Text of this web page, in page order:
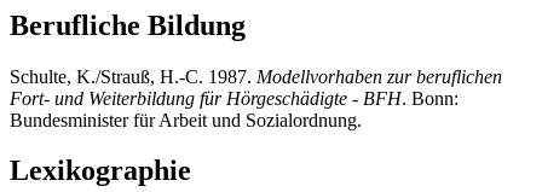
Berufliche Bildung
Schulte, K./Strauß, H.-C. 1987. Modellvorhaben zur beruflichen
Fort- und Weiterbildung für Hörgeschädigte - BFH. Bonn:
Bundesminister für Arbeit und Sozialordnung.
Lexikographie